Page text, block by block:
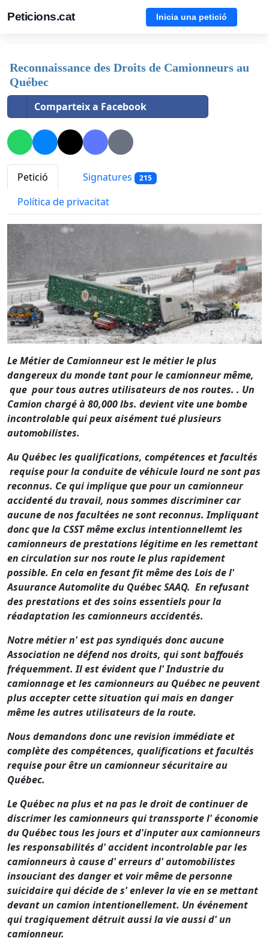
Peticions.cat Inicia una petició
Reconnaissance des Droits de Camionneurs au
Québec
Comparteix a Facebook
Petició Signatures 215
Política de privacitat
Le Métier de Camionneur est le métier le plus
dangereux du monde tant pour le camionneur même,
que pour tous autres utilisateurs de nos routes. . Un
Camion chargé à 80,000 lbs. devient vite une bombe
incontrolable qui peux aisément tué plusieurs
automobilistes.
Au Québec les qualifications, compétences et facultés
requise pour la conduite de véhicule lourd ne sont pas
reconnus. Ce qui implique que pour un camionneur
accidenté du travail, nous sommes discriminer car
aucune de nos facultées ne sont reconnus. Impliquant
donc que la CSST même exclus intentionnellemt les
camionneurs de prestations légitime en les remettant
en circulation sur nos route le plus rapidement
possible. En cela en fesant fit même des Lois de l'
Asuurance Automolite du Québec SAAQ. En refusant
des prestations et des soins essentiels pour la
réadaptation les camionneurs accidentés.
Notre métier n' est pas syndiqués donc aucune
Association ne défend nos droits, qui sont baffoués
fréquemment. Il est évident que l' Industrie du
camionnage et les camionneurs au Québec ne peuvent
plus accepter cette situation qui mais en danger
même les autres utilisateurs de la route.
Nous demandons donc une revision immédiate et
complète des compétences, qualifications et facultés
requise pour être un camionneur sécuritaire au
Québec.
Le Québec na plus et na pas le droit de continuer de
discrimer les camionneurs qui transsporte l' économie
du Québec tous les jours et d'inputer aux camionneurs
les responsabilités d' accident incontrolable par les
camionneurs à cause d' erreurs d' automobilistes
insouciant des danger et voir même de personne
suicidaire qui décide de s' enlever la vie en se mettant
devant un camion intentionellement. Un événement
qui tragiquement détruit aussi la vie aussi d' un
camionneur.